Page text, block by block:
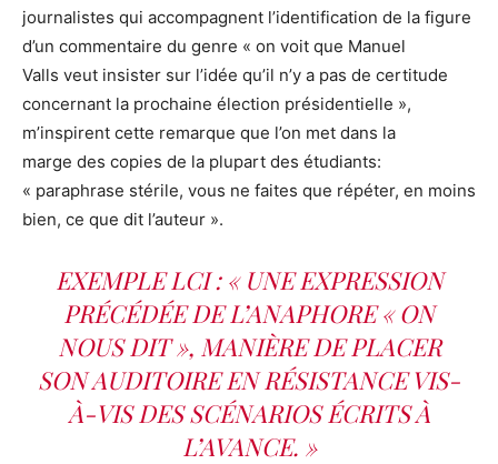
journalistes qui accompagnent l’identification de la figure
d’un commentaire du genre « on voit que Manuel
Valls veut insister sur l’idée qu’il n’y a pas de certitude
concernant la prochaine élection présidentielle »,
m’inspirent cette remarque que l’on met dans la
marge des copies de la plupart des étudiants:
« paraphrase stérile, vous ne faites que répéter, en moins
bien, ce que dit l’auteur ».
EXEMPLE LCI: « UNE EXPRESSION
PRÉCÉDÉE DE L’ANAPHORE « ON
NOUS DIT », MANIÈRE DE PLACER
SON AUDITOIRE EN RÉSISTANCE VIS-
À-VIS DES SCÉNARIOS ÉCRITS À
L’AVANCE. »